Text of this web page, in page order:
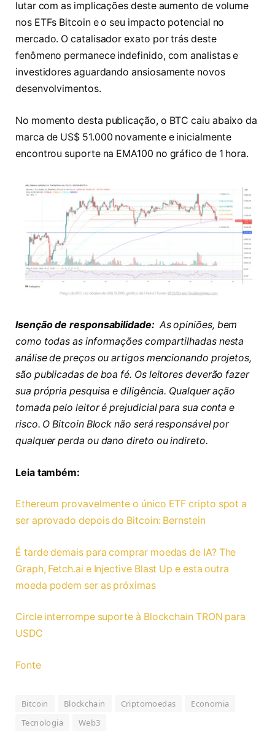
lutar com as implicações deste aumento de volume
nos ETFs Bitcoin e o seu impacto potencial no
mercado. O catalisador exato por trás deste
fenômeno permanece indefinido, com analistas e
investidores aguardando ansiosamente novos
desenvolvimentos.
No momento desta publicação, o BTC caiu abaixo da
marca de US$ 51.000 novamente e inicialmente
encontrou suporte na EMA100 no gráfico de 1 hora.
Isenção de responsabilidade:As opiniões, bem
como todas as informações compartilhadas nesta
análise de preços ou artigos mencionando projetos,
são publicadas de boa fé. Os leitores deverão fazer
sua própria pesquisa e diligência. Qualquer ação
tomada pelo leitor é prejudicial para sua conta e
risco. O Bitcoin Block não será responsável por
qualquer perda ou dano direto ou indireto.
Leia também:
Ethereum provavelmente o único ETF cripto spot a
ser aprovado depois do Bitcoin: Bernstein
É tarde demais para comprar moedas de IA? The
Graph, Fetch.ai e Injective Blast Up e esta outra
moeda podem ser as próximas
Circle interrompe suporte à Blockchain TRON para
USDC
Fonte
Bitcoin Blockchain Criptomoedas
Economia
Tecnologia
Web3